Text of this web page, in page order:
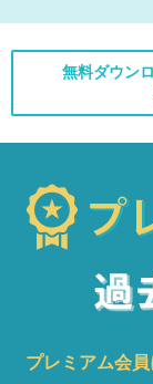
無料ダウン
プレミアム会